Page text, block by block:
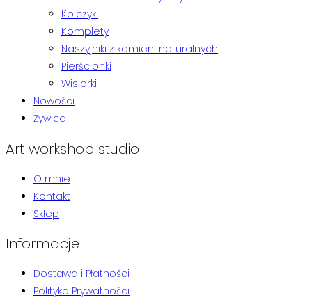
Kolczyki
Komplety
Naszyjniki z kamieni naturalnych
Pierścionki
Wisiorki
Nowości
Żywica
Art workshop studio
O mnie
Kontakt
Sklep
Informacje
Dostawa i Płatności
Polityka Prywatności